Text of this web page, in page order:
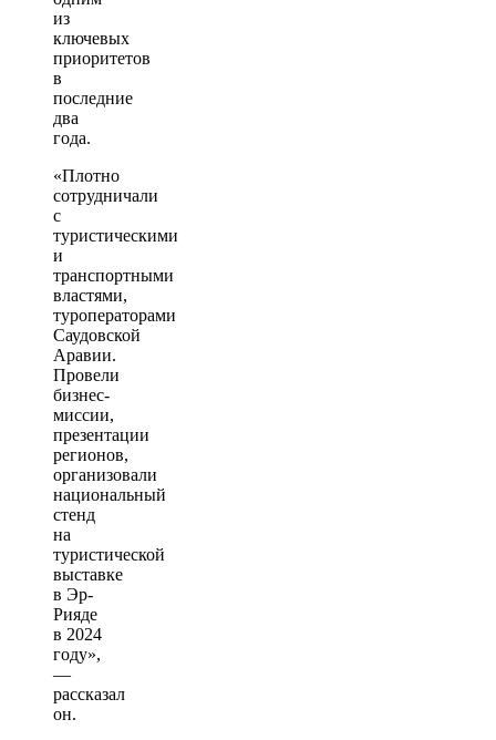
из
ключевых
приоритетов
в
последние
два
года.
«Плотно
сотрудничали
с
туристическими
и
транспортными
властями,
туроператорами
Саудовской
Аравии.
Провели
бизнес-
миссии,
презентации
регионов,
организовали
национальный
стенд
на
туристической
выставке
в Эр-
Рияде
в 2024
году»,
—
рассказал
он.